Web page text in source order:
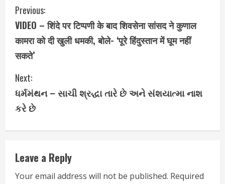
C
o
n
t
i
n
u
e
Previous:
VIDEO – शिंदे पर टिप्पणी के बाद शिवसेना सांसद ने कुणाल
कामरा को दी खुली धमकी, बोले- ‘पूरे हिंदुस्तान में घूम नहीं
सकते’
Next:
ધર્મમંથન – સાચી શ્રદ્ધા તારે છે અને સંશયાત્મા નાશ
કરે છે
Leave a Reply
Your email address will not be published. Required